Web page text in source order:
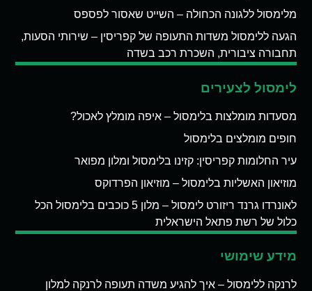
מלימסול ללגונה הכחולה – השייט שאסור לפספס
הגעה ללימסול משדות התעופה של קפריסין – שירותי הסעות,
תחבורה ציבורית, השכרת רכב בשדה
לימסול לצעירים
מסעדות מומלצות בלימסול – איפה מומלץ לאכול?
חופים מומלצים בלימסול
עיר החלומות קפריסין: קזינו בלימסול ומלון מפואר
מוזיאון האשליות בלימסול – מוזיאון הפרדוקס
לאונרדו גרנד ריזורט לימסול – מלון 5 כוכבים בלימסול הכל
כלול של רשת פתאל הישראלית
מידע שימושי
לרנקה ללימסול – איך להגיע משדה תעופה לרנקה למלון